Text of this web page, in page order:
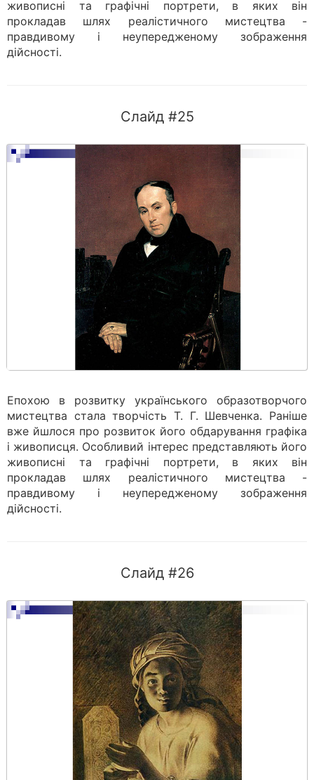
живописні та графічні портрети, в яких він
прокладав шлях реалістичного мистецтва -
правдивому і неупередженому зображення
дійсності.
Слайд #25
Епохою в розвитку українського образотворчого
мистецтва стала творчість Т. Г. Шевченка. Раніше
вже йшлося про розвиток його обдарування графіка
і живописця. Особливий інтерес представляють його
живописні та графічні портрети, в яких він
прокладав шлях реалістичного мистецтва -
правдивому і неупередженому зображення
дійсності.
Слайд #26